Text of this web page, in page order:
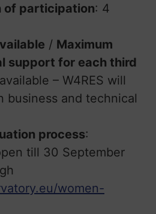
of participation: 4
/ Maximum
support for each third
– W4RES will
business and technical
process:
till 30 September
women-